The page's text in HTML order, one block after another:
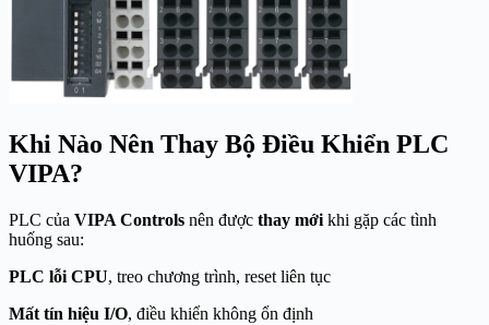
Khi Nào Nên Thay Bộ Điều Khiển PLC
VIPA?
PLC của VIPA Controls nên được thay mới khi gặp các tình
huống sau:
PLC lỗi CPU, treo chương trình, reset liên tục
Mất tín hiệu I/O, điều khiển không ổn định